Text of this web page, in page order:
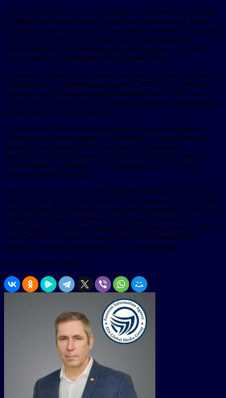
«Это объясняется тем, что у президента к некоторым частям
упомянутого закона возникли вопросы. В частности, глава
государства не согласен с отдельными положениями, где идет
речь об ответственности. Норма будет дорабатываться
депутатами Государственной думы уже осенью», – сказал
пресс-секретарь президента РФ Дмитрий Песков.
Напомним, законопроект меняет механизмы ответственности
журналистов за цитирование других СМИ, если сообщение
оказалось недостоверным или некорректным. Сейчас для
снятия ответственности достаточно дословно воспроизвести
информацию и указать источник.
В случае если депутатская инициатива была бы одобрена,
появилось бы новое правило. Необходимо, чтобы главный
редактор цитируемого СМИ мог быть установлен и
привлечен к ответственности. Если этого сделать нельзя,
ответственность за фейк несет руководитель того СМИ,
которое привело цитату.
Примечательно, российский президент впервые за пять лет и
всего третий раз за свое президентство наложил вето на закон,
уже одобренный Госдумой и Советом Федерации. В 2012 году
он отклонил закон о Сколково, поскольку в норме не
прописывались критерии эффективности резидентов. В 2016
году Путин не подписал закон о внесении изменений в
законы о местном самоуправлении и образовании.
Источник фото: ridus.ru